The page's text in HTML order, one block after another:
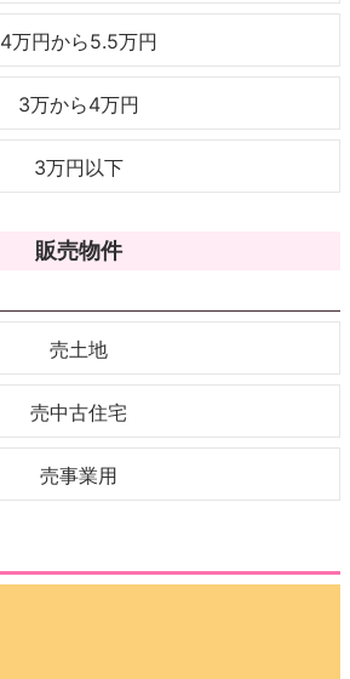
4万円から5.5万円
3万から4万円
3万円以下
販売物件
売土地
売中古住宅
売事業用